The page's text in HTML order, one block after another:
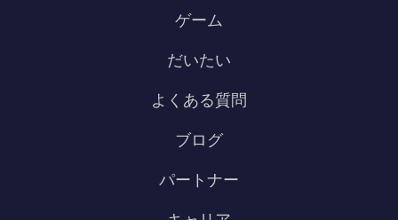
ゲーム
だいたい
よくある質問
ブログ
パートナー